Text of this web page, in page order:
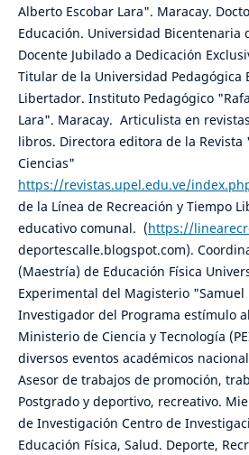
Alberto Escobar Lara". Maracay.
Educación. Universidad Bicentenaria
Docente Jubilado a Dedicación
Titular de la Universidad Pedagógica
Libertador. Instituto Pedagógico
Lara". Maracay. Articulista en
libros. Directora editora de la Revista
Ciencias"
https://revistas.upel.edu.ve/
de la Línea de Recreación y Tiempo
educativo comunal. (https://
deportescalle.blogspot.com).
(Maestría) de Educación Física
Experimental del Magisterio "Samuel
Investigador del Programa estímulo
Ministerio de Ciencia y Tecnología
diversos eventos académicos
Asesor de trabajos de promoción,
Postgrado y deportivo, recreativo.
de Investigación Centro de
Educación Física, Salud. Deporte,